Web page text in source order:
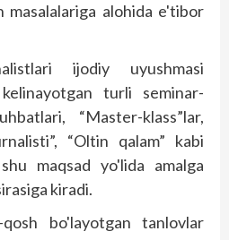
alohida e'tibor
ijodiy uyushmasi
turli seminar-
“Master-klass”lar,
“Oltin qalam” kabi
maqsad yo'lida amalga
kiradi.
qosh bo'layotgan tanlovlar